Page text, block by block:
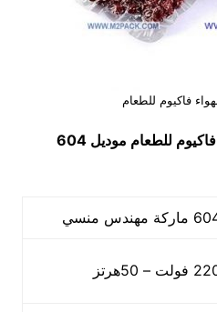
فاكيوم للطعام
فاكيوم للطعام موديل 604
مهندس منسي
فولت – 50هرتز